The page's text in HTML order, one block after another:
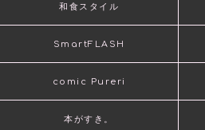
和食スタイル
SmartFLASH
comic Pureri
本がすき。